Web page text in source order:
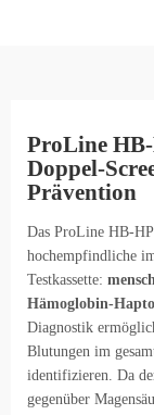
ProLine
Doppel-
Prävention
Das ProLine HB-
hochempfindliche
Testkassette:
Hämoglobin-
Diagnostik
Blutungen im
identifizieren. Da
gegenüber